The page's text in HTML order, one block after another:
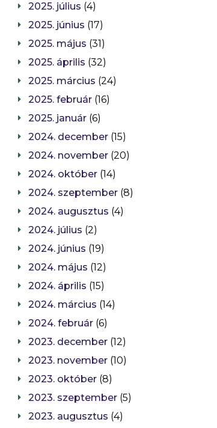
2025. július (4)
2025. június (17)
2025. május (31)
2025. április (32)
2025. március (24)
2025. február (16)
2025. január (6)
2024. december (15)
2024. november (20)
2024. október (14)
2024. szeptember (8)
2024. augusztus (4)
2024. július (2)
2024. június (19)
2024. május (12)
2024. április (15)
2024. március (14)
2024. február (6)
2023. december (12)
2023. november (10)
2023. október (8)
2023. szeptember (5)
2023. augusztus (4)